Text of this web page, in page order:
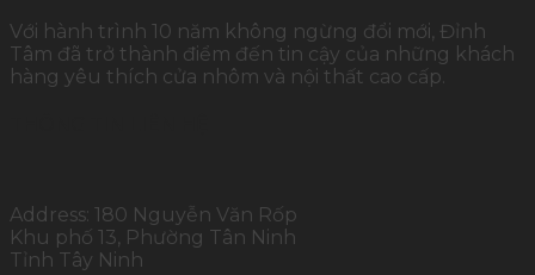
Với hành trình 10 năm không ngừng đổi mới, Đỉnh
Tâm đã trở thành điểm đến tin cậy của những khách
hàng yêu thích cửa nhôm và nội thất cao cấp.
Address: 180 Nguyễn Văn Rốp
Khu phố 13, Phường Tân Ninh
Tỉnh Tây Ninh